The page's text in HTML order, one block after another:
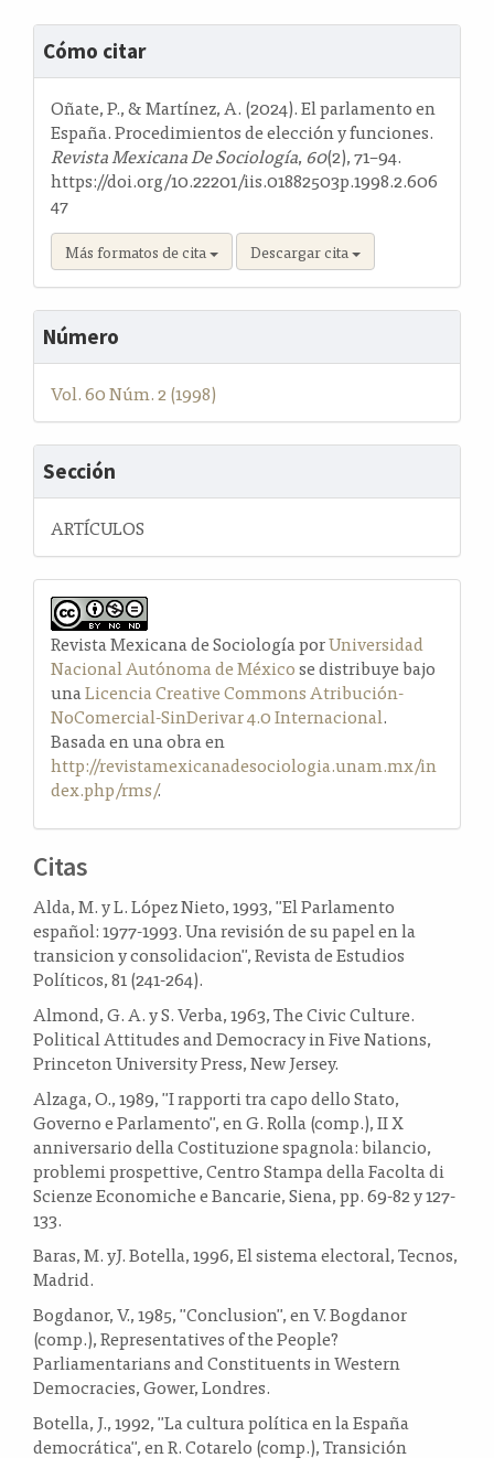
Detalles
del
artículo
Cómo citar
Oñate, P., & Martínez, A. (2024). El parlamento en
España. Procedimientos de elección y funciones.
Revista Mexicana De Sociología, 60(2), 71–94.
https://doi.org/10.22201/iis.01882503p.1998.2.606
47
Más formatos de cita Descargar cita
Número
Vol. 60 Núm. 2 (1998)
Sección
ARTÍCULOS
Revista Mexicana de Sociología porUniversidad
Nacional Autónoma de Méxicose distribuye bajo
unaLicencia Creative Commons Atribución-
NoComercial-SinDerivar 4.0 Internacional.
Basada en una obra en
http://revistamexicanadesociologia.unam.mx/in
dex.php/rms/.
Citas
Alda, M. y L. López Nieto, 1993, "El Parlamento
español: 1977-1993. Una revisión de su papel en la
transicion y consolidacion", Revista de Estudios
Políticos, 81 (241-264).
Almond, G. A. y S. Verba, 1963, The Civic Culture.
Political Attitudes and Democracy in Five Nations,
Princeton University Press, New Jersey.
Alzaga, O., 1989, "I rapporti tra capo dello Stato,
Governo e Parlamento", en G. Rolla (comp.), II X
anniversario della Costituzione spagnola: bilancio,
problemi prospettive, Centro Stampa della Facolta di
Scienze Economiche e Bancarie, Siena, pp. 69-82 y 127-
133.
Baras, M. yJ. Botella, 1996, El sistema electoral, Tecnos,
Madrid.
Bogdanor, V., 1985, "Conclusion", en V. Bogdanor
(comp.), Representatives of the People?
Parliamentarians and Constituents in Western
Democracies, Gower, Londres.
Botella, J., 1992, "La cultura política en la España
democrática", en R. Cotarelo (comp.), Transición